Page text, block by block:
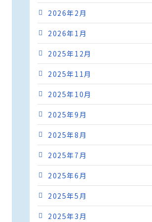
2026年2月
2026年1月
2025年12月
2025年11月
2025年10月
2025年9月
2025年8月
2025年7月
2025年6月
2025年5月
2025年3月